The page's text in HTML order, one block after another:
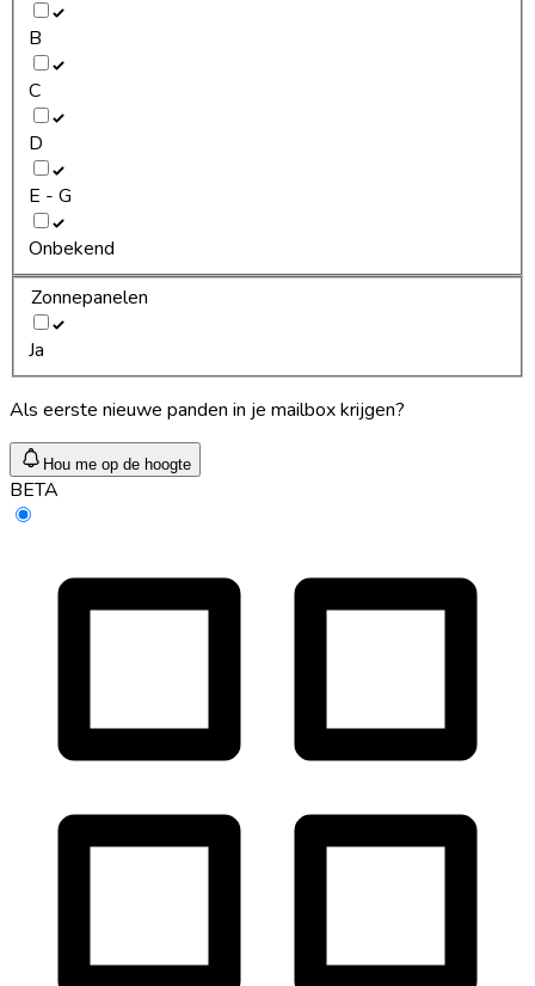
B
C
D
E - G
Onbekend
Zonnepanelen
Ja
Als eerste nieuwe panden in je mailbox krijgen?
Hou me op de hoogte
BETA